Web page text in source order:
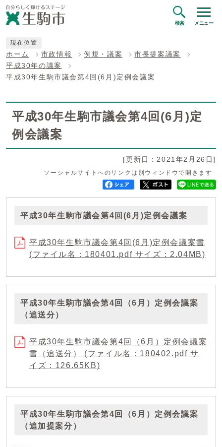
検索 メニュー
現在位置
ホーム 市政情報 例規・議案
市長提案議案
平成30年の議案
平成30年生駒市議会第4回(6月)定例会議案
平成30年生駒市議会第4回(6月)定
例会議案
[更新日：2021年2月26日]
ソーシャルサイトへのリンクは別ウィンドウで開きます
平成30年生駒市議会第4回(6月)定例会議案
平成30年生駒市議会第4回(6月)定例会議案書
(ファイル名：180401.pdf サイズ：2.04MB)
平成30年生駒市議会第4回（6月）定例会議案
（追送分）
平成30年生駒市議会第4回（6月）定例会議案
書（追送分） (ファイル名：180402.pdf サ
イズ：126.65KB)
平成30年生駒市議会第4回（6月）定例会議案
（追加提案分）